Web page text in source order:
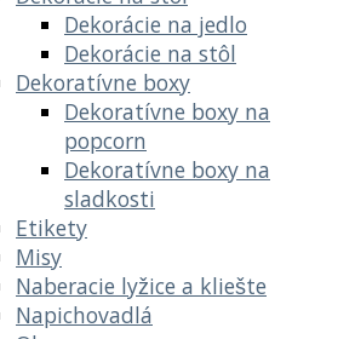
Dekorácie na jedlo
Dekorácie na stôl
Dekoratívne boxy
Dekoratívne boxy na
popcorn
Dekoratívne boxy na
sladkosti
Etikety
Misy
Naberacie lyžice a kliešte
Napichovadlá